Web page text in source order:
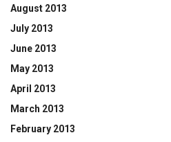
August 2013
July 2013
June 2013
May 2013
April 2013
March 2013
February 2013